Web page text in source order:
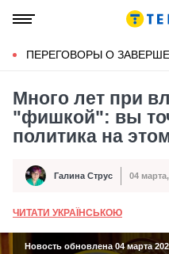
ПЕРЕГОВОРЫ О
Много лет при
"фишкой": вы
политика на
Автор Галина Струс
Дата публикации 04
ЧИТАТИ УКРАЇНСЬКОЮ
Новость обновлена 04 марта